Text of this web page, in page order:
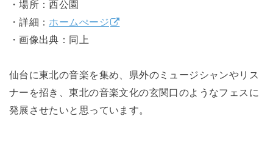
・場所：西公園
・詳細： ホームぺージ
・画像出典：同上
仙台に東北の音楽を集め、県外のミュージシャンやリス
ナーを招き、東北の音楽文化の玄関口のようなフェスに
発展させたいと思っています。